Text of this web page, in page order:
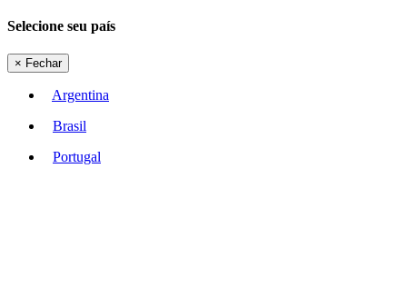
Selecione seu país
× Fechar
Argentina
Brasil
Portugal